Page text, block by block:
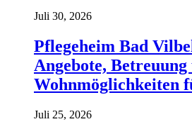
Juli 30, 2026
Pflegeheim Bad
Angebote, Betreuung
Wohnmöglichkeiten
Juli 25, 2026